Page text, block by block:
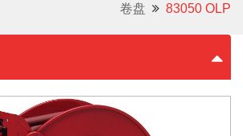
卷盘
83050 OLP